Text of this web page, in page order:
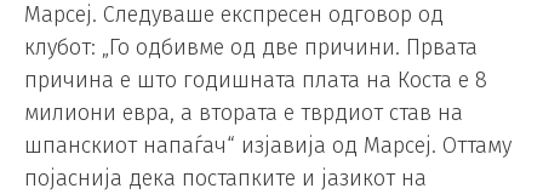
Марсеј. Следуваше експресен одговор од
клубот: „Го одбивме од две причини. Првата
причина е што годишната плата на Коста е 8
милиони евра, а втората е тврдиот став на
шпанскиот напаѓач“ изјавија од Марсеј. Оттаму
појаснија дека постапките и јазикот на